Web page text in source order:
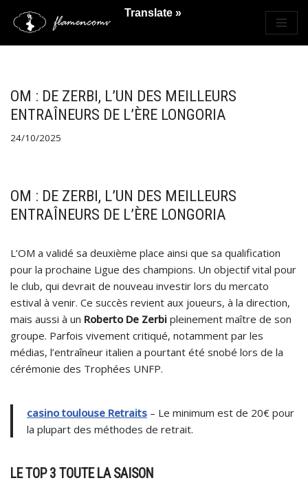
Saltar
OM : DE ZERBI, L’UN DES MEILLEURS
ENTRAÎNEURS DE L’ÈRE LONGORIA
24/10/2025
OM : DE ZERBI, L’UN DES MEILLEURS
ENTRAÎNEURS DE L’ÈRE LONGORIA
L’OM a validé sa deuxième place ainsi que sa qualification
pour la prochaine Ligue des champions. Un objectif vital pour
le club, qui devrait de nouveau investir lors du mercato
estival à venir. Ce succès revient aux joueurs, à la direction,
mais aussi à un Roberto De Zerbi pleinement maître de son
groupe. Parfois vivement critiqué, notamment par les
médias, l’entraîneur italien a pourtant été snobé lors de la
cérémonie des Trophées UNFP.
casino toulouse Retraits – Le minimum est de 20€ pour
la plupart des méthodes de retrait.
LE TOP 3 TOUTE LA SAISON
Translate »